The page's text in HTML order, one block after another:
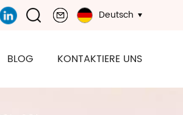
Deutsch
BLOG KONTAKTIERE UNS